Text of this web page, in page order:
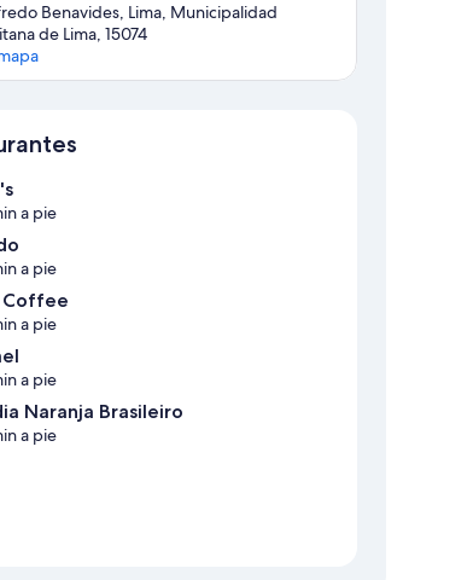
Benavides, Lima, Municipalidad
de Lima, 15074
a pie
a pie
Coffee
a pie
a pie
Naranja Brasileiro
a pie